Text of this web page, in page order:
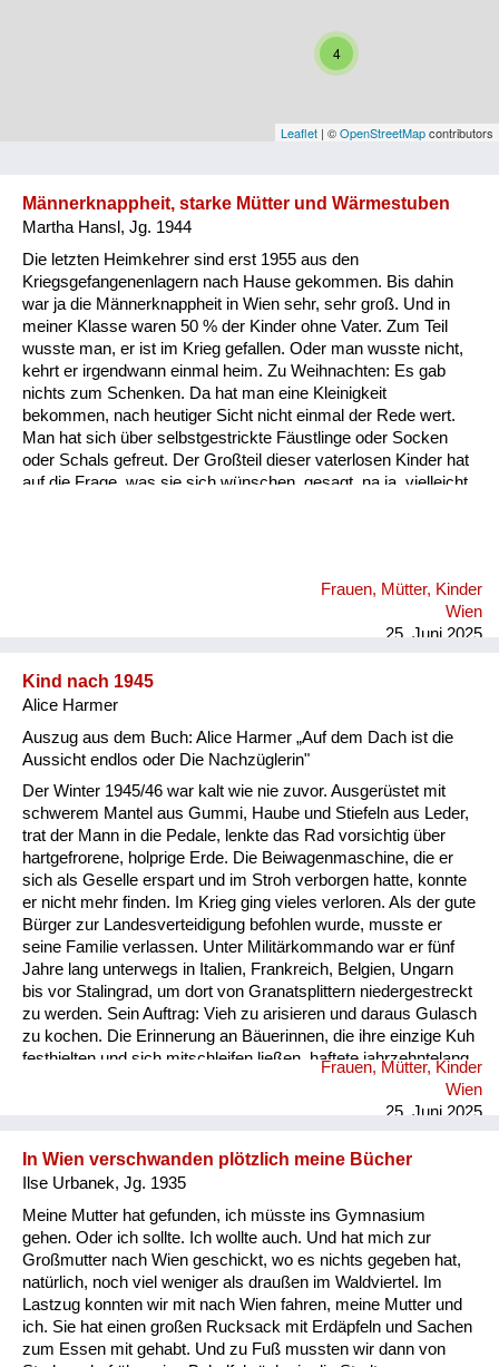
Vorarlberg
Besatzungsmächte
Frauen, Mütter, Kinder
Versorgung
Heimkehrer
Fluchtgeschichten
Wiederaufbau und
4
Leaflet | ©OpenStreetMapcontributors
Männerknappheit, starke Mütter und Wärmestuben
Martha Hansl, Jg. 1944
Die letzten Heimkehrer sind erst 1955 aus den
Kriegsgefangenenlagern nach Hause gekommen. Bis dahin
war ja die Männerknappheit in Wien sehr, sehr groß. Und in
meiner Klasse waren 50 % der Kinder ohne Vater. Zum Teil
wusste man, er ist im Krieg gefallen. Oder man wusste nicht,
kehrt er irgendwann einmal heim. Zu Weihnachten: Es gab
nichts zum Schenken. Da hat man eine Kleinigkeit
bekommen, nach heutiger Sicht nicht einmal der Rede wert.
Man hat sich über selbstgestrickte Fäustlinge oder Socken
oder Schals gefreut. Der Großteil dieser vaterlosen Kinder hat
auf die Frage, was sie sich wünschen, gesagt, na ja, vielleicht
anhängen, dass diese Mütter, diese Frauen ja alleine waren.
Und das waren für meine Begriffe, für mein Empfinden, das
Frauen, Mütter, Kinder
Wien
25. Juni 2025
Kind nach 1945
Alice Harmer
Auszug aus dem Buch: Alice Harmer „Auf dem Dach ist die
Aussicht endlos oder Die Nachzüglerin"
Der Winter 1945/46 war kalt wie nie zuvor. Ausgerüstet mit
schwerem Mantel aus Gummi, Haube und Stiefeln aus Leder,
trat der Mann in die Pedale, lenkte das Rad vorsichtig über
hartgefrorene, holprige Erde. Die Beiwagenmaschine, die er
sich als Geselle erspart und im Stroh verborgen hatte, konnte
er nicht mehr finden. Im Krieg ging vieles verloren. Als der gute
Bürger zur Landesverteidigung befohlen wurde, musste er
seine Familie verlassen. Unter Militärkommando war er fünf
Jahre lang unterwegs in Italien, Frankreich, Belgien, Ungarn
bis vor Stalingrad, um dort von Granatsplittern niedergestreckt
zu werden. Sein Auftrag: Vieh zu arisieren und daraus Gulasch
zu kochen. Die Erinnerung an Bäuerinnen, die ihre einzige Kuh
festhielten und sich mitschleifen ließen, haftete jahrzehntelang
an dem Soldaten, die verzweifelten Bitten, erschütternden
Klagen, hallten in seinem Ohr. Nach Ende des Krieges trug er
Rad, öffnete ein Tor und b...
Frauen, Mütter, Kinder
Wien
25. Juni 2025
In Wien verschwanden plötzlich meine Bücher
Ilse Urbanek, Jg. 1935
Meine Mutter hat gefunden, ich müsste ins Gymnasium
gehen. Oder ich sollte. Ich wollte auch. Und hat mich zur
Großmutter nach Wien geschickt, wo es nichts gegeben hat,
natürlich, noch viel weniger als draußen im Waldviertel. Im
Lastzug konnten wir mit nach Wien fahren, meine Mutter und
ich. Sie hat einen großen Rucksack mit Erdäpfeln und Sachen
zum Essen mit gehabt. Und zu Fuß mussten wir dann von